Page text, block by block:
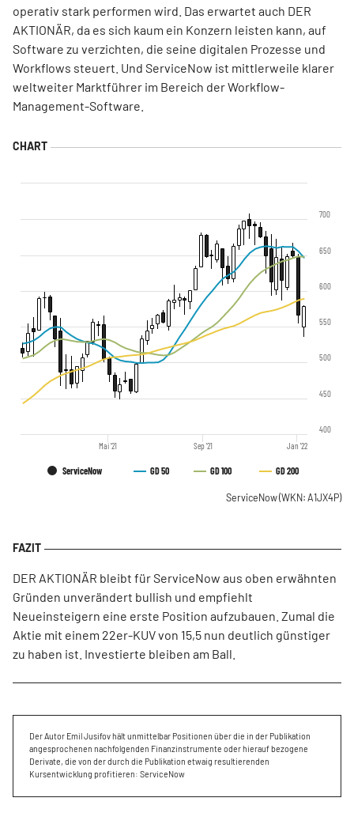
operativ stark performen wird. Das erwartet auch DER
AKTIONÄR, da es sich kaum ein Konzern leisten kann, auf
Software zu verzichten, die seine digitalen Prozesse und
Workflows steuert. Und ServiceNow ist mittlerweile klarer
weltweiter Marktführer im Bereich der Workflow-
Management-Software.
ServiceNow GD 50 GD 100 GD 200
Jan '22
Mai '21 Sep '21
400
450
500
550
600
650
700
ServiceNow(WKN: A1JX4P)
DER AKTIONÄR bleibt für ServiceNow aus oben erwähnten
Gründen unverändert bullish und empfiehlt
Neueinsteigern eine erste Position aufzubauen. Zumal die
Aktie mit einem 22er-KUV von 15,5 nun deutlich günstiger
zu haben ist. Investierte bleiben am Ball.
Der Autor Emil Jusifov hält unmittelbar Positionen über die in der Publikation
angesprochenen nachfolgenden Finanzinstrumente oder hierauf bezogene
Derivate, die von der durch die Publikation etwaig resultierenden
Kursentwicklung profitieren: ServiceNow